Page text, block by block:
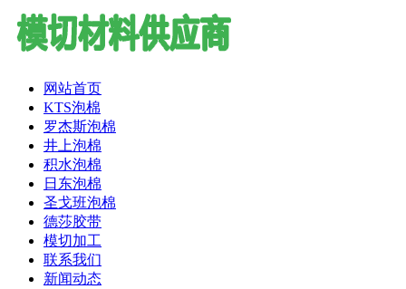
网站首页
KTS泡棉
罗杰斯泡棉
井上泡棉
积水泡棉
日东泡棉
圣戈班泡棉
德莎胶带
模切加工
联系我们
新闻动态